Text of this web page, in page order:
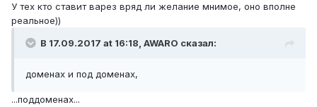
У тех кто ставит варез вряд ли желание мнимое, оно вполне
реальное))
В 17.09.2017 at 16:18, AWARO сказал:
доменах и под доменах,
...поддоменах...